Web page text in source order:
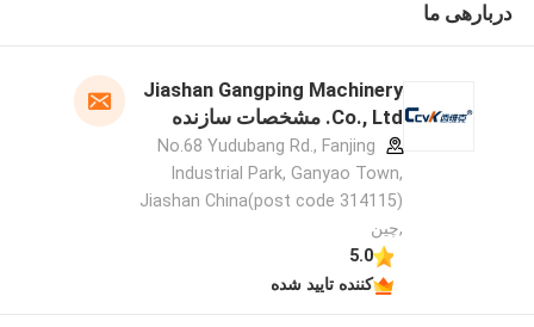
دربارهی ما
Jiashan Gangping Machinery
Co., Ltd. مشخصات سازنده
No.68 Yudubang Rd., Fanjing
Industrial Park, Ganyao Town,
Jiashan China(post code 314115)
,چین
5.0
کننده تایید شده